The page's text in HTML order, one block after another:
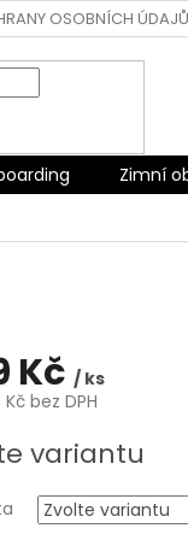
OSOBNÍCH ÚDAJŮ
Zimní
Kč / ks
bez DPH
variantu